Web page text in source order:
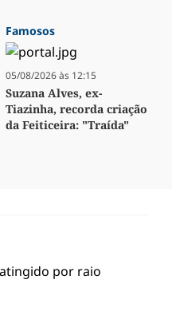
Famosos
05/08/2026 às 12:15
Suzana Alves, ex-
Tiazinha, recorda criação
da Feiticeira: "Traída"